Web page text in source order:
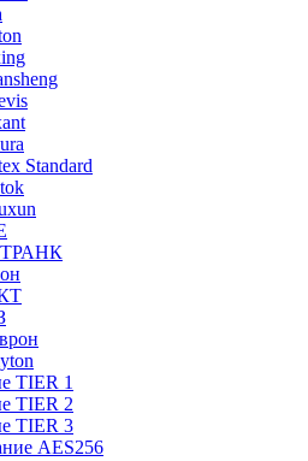
Standard
TIER 1
TIER 2
TIER 3
AES256